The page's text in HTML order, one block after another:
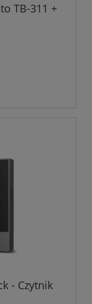
TB-311 +
- Czytnik